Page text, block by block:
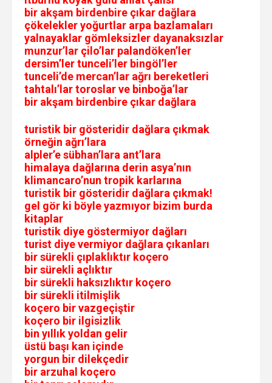
bir akşam birdenbire çıkar dağlara
çökelekler yoğurtlar arpa bazlamaları
yalnayaklar gömleksizler dayanaksızlar
munzur’lar çilo’lar palandöken’ler
dersim’ler tunceli’ler bingöl’ler
tunceli’de mercan’lar ağrı bereketleri
tahtalı’lar toroslar ve binboğa’lar
bir akşam birdenbire çıkar dağlara
turistik bir gösteridir dağlara çıkmak
örneğin ağrı’lara
alpler’e sübhan’lara ant’lara
himalaya dağlarına derin asya’nın
klimancaro’nun tropik karlarına
turistik bir gösteridir dağlara çıkmak!
gel gör ki böyle yazmıyor bizim burda
kitaplar
turistik diye göstermiyor dağları
turist diye vermiyor dağlara çıkanları
bir sürekli çıplaklıktır koçero
bir sürekli açlıktır
bir sürekli haksızlıktır koçero
bir sürekli itilmişlik
koçero bir vazgeçiştir
koçero bir ilgisizlik
bin yıllık yoldan gelir
üstü başı kan içinde
yorgun bir dilekçedir
bir arzuhal koçero